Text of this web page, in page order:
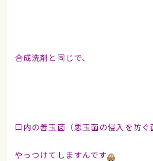
合成洗剤と同じで、
口内の善玉菌（悪玉菌の侵入を防ぐ
やっつけてしますんです